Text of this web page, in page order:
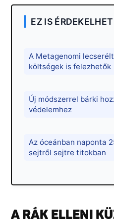
EZ IS ÉRDEKELHET
A Metagenomi
költségek is felezhetők
Új módszerrel bárki
védelemhez
Az óceánban naponta
sejtről sejtre titokban
A RÁK ELLENI